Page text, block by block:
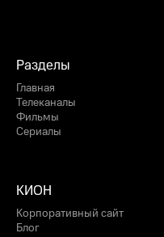
Разделы
Главная
Телеканалы
Фильмы
Сериалы
КИОН
Корпоративный сайт
Блог